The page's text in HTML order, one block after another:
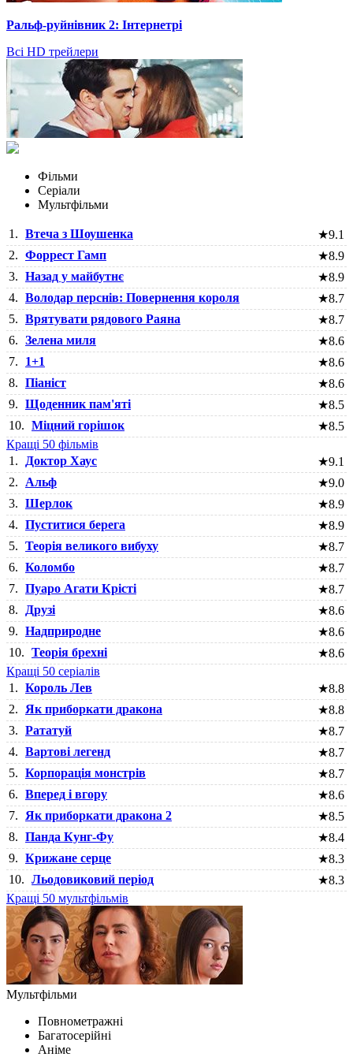
Ральф-руйнівник 2: Інтернетрі
Всі HD трейлери
Фільми
Серіали
Мультфільми
1. Втеча з Шоушенка ★9.1
2. Форрест Гамп ★8.9
3. Назад у майбутнє ★8.9
4. Володар перснів: Повернення короля ★8.7
5. Врятувати рядового Раяна ★8.7
6. Зелена миля ★8.6
7.
1+1 ★8.6
8. Піаніст ★8.6
9. Щоденник пам'яті ★8.5
10. Міцний горішок ★8.5
Кращі 50 фільмів
1.
Доктор Хаус ★9.1
2.
Альф ★9.0
3. Шерлок ★8.9
4. Пуститися берега ★8.9
5. Теорія великого вибуху ★8.7
6. Коломбо ★8.7
7. Пуаро Агати Крісті ★8.7
8.
Друзі ★8.6
9. Надприродне ★8.6
10. Теорія брехні ★8.6
Кращі 50 серіалів
1. Король Лев ★8.8
2.
Як приборкати дракона ★8.8
3. Рататуй ★8.7
4. Вартові легенд ★8.7
5. Корпорація монстрів ★8.7
6. Вперед і вгору ★8.6
7.
Як приборкати дракона 2 ★8.5
8. Панда Кунг-Фу ★8.4
9. Крижане серце ★8.3
10. Льодовиковий період ★8.3
Кращі 50 мультфільмів
Мультфільми
Повнометражні
Багатосерійні
Аніме